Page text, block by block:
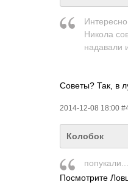
Никола
надавали
Советы? Так, в
2014-12-08 18:00
Колобок
попукали...
Посмотрите